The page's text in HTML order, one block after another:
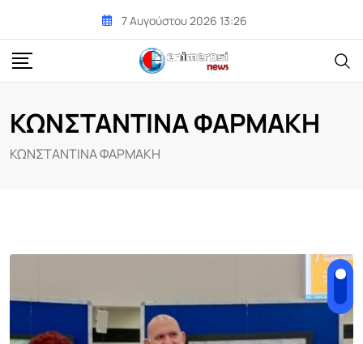
content
7 Αυγούστου 2026 13:26
ΚΩΝΣΤΑΝΤΙΝΑ ΦΑΡΜΑΚΗ
ΚΩΝΣΤΑΝΤΙΝΑ ΦΑΡΜΑΚΗ